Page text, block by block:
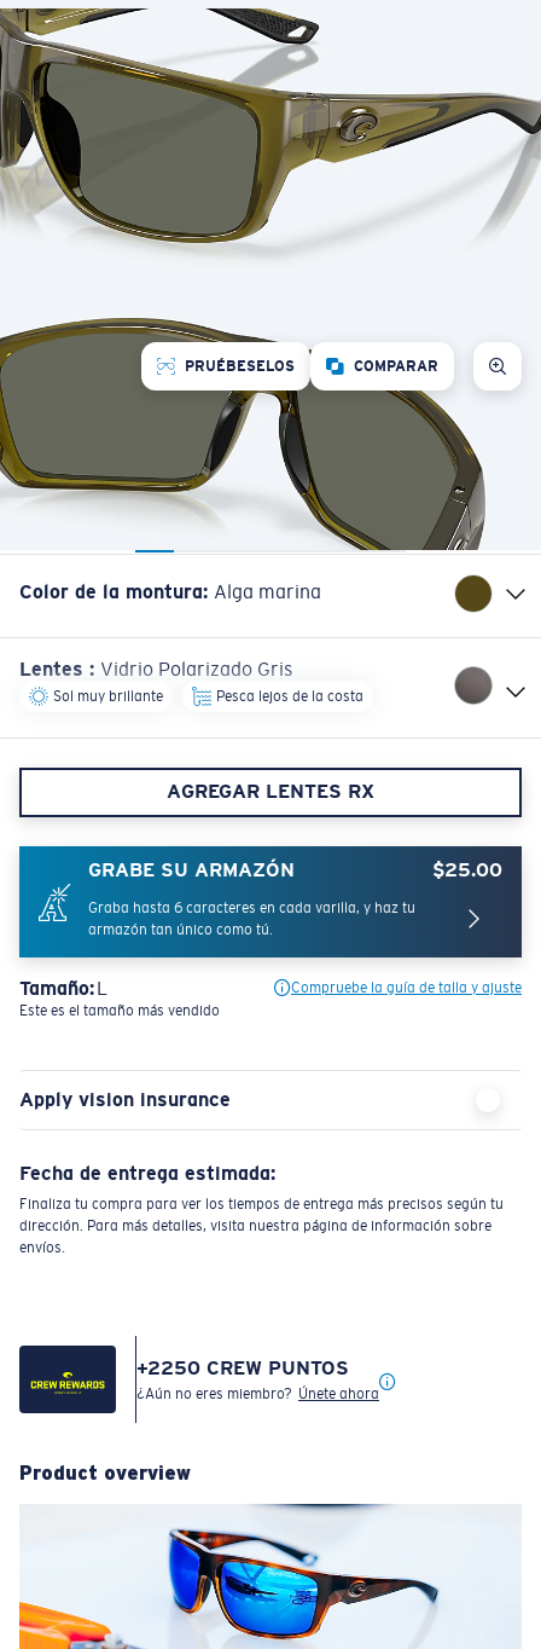
PRUÉBESELOS COMPARAR
Color de la montura: Alga marina
Lentes : Vidrio Polarizado Gris
Sol muy brillante Pesca lejos de la costa
AGREGAR LENTES RX
GRABE SU ARMAZÓN $25.00
Graba hasta 6 caracteres en cada varilla, y haz tu
armazón tan único como tú.
Tamaño:L
Compruebe la guía de talla y ajuste
Este es el tamaño más vendido
Apply vision insurance
Fecha de entrega estimada:
Finaliza tu compra para ver los tiempos de entrega más precisos según tu
dirección. Para más detalles, visita nuestra página de información sobre
envíos.
+2250 CREW PUNTOS
¿Aún no eres miembro? Únete ahora
Product overview